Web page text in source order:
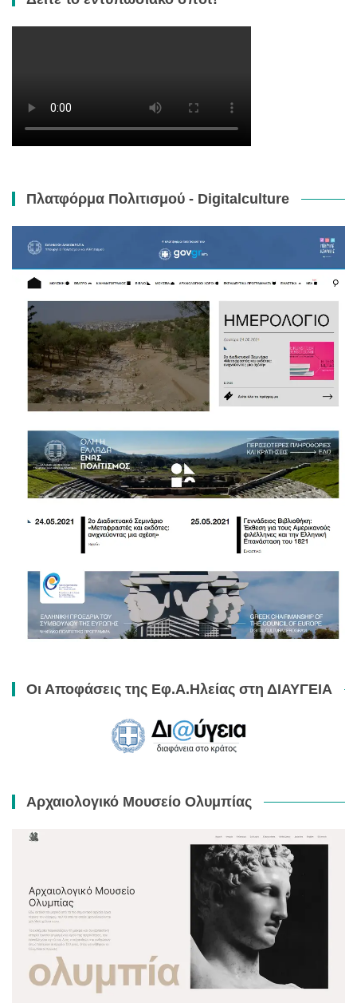
Πλατφόρμα Πολιτισμού - Digitalculture
Οι Αποφάσεις της Εφ.Α.Ηλείας στη ΔΙΑΥΓΕΙΑ
Αρχαιολογικό Μουσείο Ολυμπίας